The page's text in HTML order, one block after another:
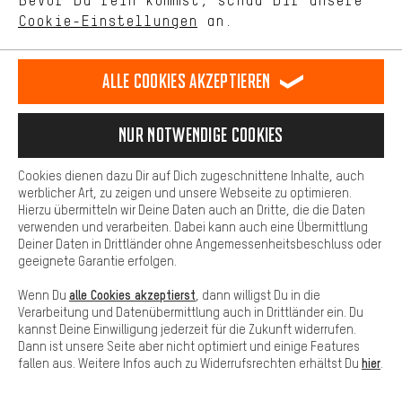
Bewertungen: 5 von 5
Guter Preis, super
Auswahl,
freundlicher
und schneller
Versand.
Bewertungen: 5 von 5
Immer extrem
schneller
Einer meiner
Onlineversender
und super
Weiter so!
100 Tage Rückgaberecht
Sende die ungenutzte Ware innerhalb von
100 Tagen nach dem Kauf zurück. Nach
Cookie-Einstellungen an.
unseres Shop-Angebots.
Dein Shopping-Erlebnis wird komfortabler. Mit Komfort-Cookies
stellen wir Verknüpfungen zu Social Media Plattformen her. So
können wir dir weitere nützliche Inhalte und Informationen zur
Verfügung stellen. Zudem hast du die Möglichkeit zusätzliche
Services zu nutzen, die es dir erleichtern die richtigen Produkte zu
finden. Beispielsweise bieten wir eine Chat-Funktion an, damit
Fragen schnell und unkompliziert beantwortet werden können.
Basis
Basis-Cookies gewährleisten, dass Du unsere Webseite
grundsätzlich nutzen kannst.
Alle Cookies akzeptieren
Nur Notwendige Cookies
Cookies dienen dazu Dir auf Dich zugeschnittene Inhalte, auch
werblicher Art, zu zeigen und unsere Webseite zu optimieren.
Hierzu übermitteln wir Deine Daten auch an Dritte, die die Daten
verwenden und verarbeiten. Dabei kann auch eine Übermittlung
Deiner Daten in Drittländer ohne Angemessenheitsbeschluss oder
geeignete Garantie erfolgen.
Wenn Du alle Cookies akzeptierst , dann willigst Du in die
Verarbeitung und Datenübermittlung auch in Drittländer ein. Du
kannst Deine Einwilligung jederzeit für die Zukunft widerrufen.
Dann ist unsere Seite aber nicht optimiert und einige Features
fallen aus. Weitere Infos auch zu Widerrufsrechten erhältst Du hier